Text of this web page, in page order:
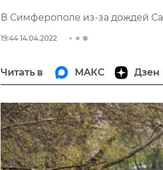
В Симферополе из-за дождей
19:44 14.04.2022
Читать в МАКС Дзен